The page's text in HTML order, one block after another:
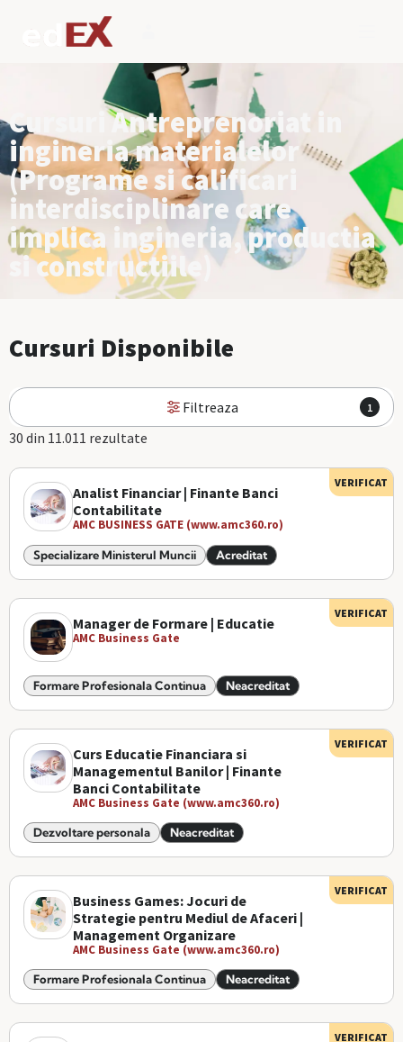
Cursuri Antreprenoriat in
ingineria materialelor
(Programe si calificari
interdisciplinare care
implica ingineria, productia
si constructiile)
Cursuri Disponibile
Filtreaza 1
30 din 11.011 rezultate
Analist Financiar | Finante Banci
Contabilitate
AMC BUSINESS GATE (www.amc360.ro)
Specializare Ministerul Muncii Acreditat
VERIFICAT
Manager de Formare | Educatie
AMC Business Gate
Formare Profesionala Continua Neacreditat
VERIFICAT
Curs Educatie Financiara si
Managementul Banilor | Finante
Banci Contabilitate
AMC Business Gate (www.amc360.ro)
Dezvoltare personala Neacreditat
VERIFICAT
Business Games: Jocuri de
Strategie pentru Mediul de Afaceri |
Management Organizare
AMC Business Gate (www.amc360.ro)
Formare Profesionala Continua Neacreditat
VERIFICAT
VERIFICAT